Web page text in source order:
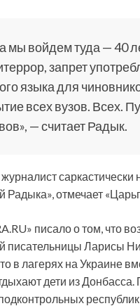
мы войдем туда — 40
запрет
языка для
всех вузов. Всех.
— считает Радык.
саркастически
Радыка», отмечает
писало о том, что
писательницы Ларисы
в лагерях на Украине
дети из